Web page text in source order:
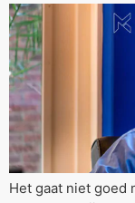
Het gaat niet goed